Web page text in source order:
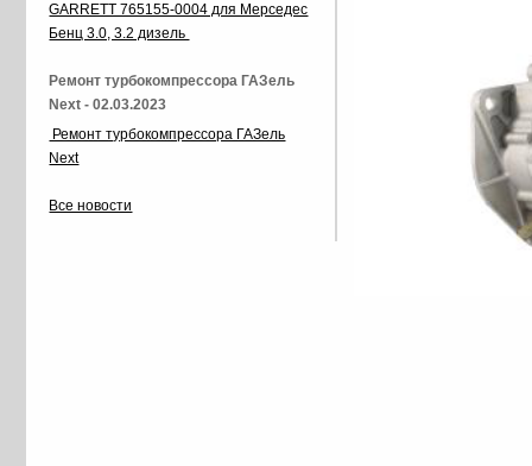
GARRETT 765155-0004 для Мерседес
Бенц 3.0, 3.2 дизель
Ремонт турбокомпрессора ГАЗель
Next - 02.03.2023
Ремонт турбокомпрессора ГАЗель
Next
Все новости